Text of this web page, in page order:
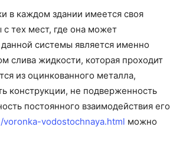
в каждом здании имеется своя
с тех мест, где она может
системы является именно
слива жидкости, которая проходит
из оцинкованного металла,
конструкции, не подверженность
постоянного взаимодействия его
vodostochnaya.html можно